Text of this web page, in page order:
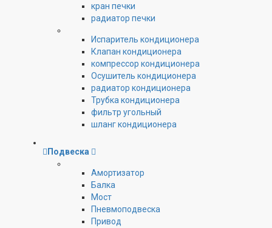
кран печки
радиатор печки
Испаритель кондиционера
Клапан кондиционера
компрессор кондиционера
Осушитель кондиционера
радиатор кондиционера
Трубка кондиционера
фильтр угольный
шланг кондиционера
Подвеска
Амортизатор
Балка
Мост
Пневмоподвеска
Привод